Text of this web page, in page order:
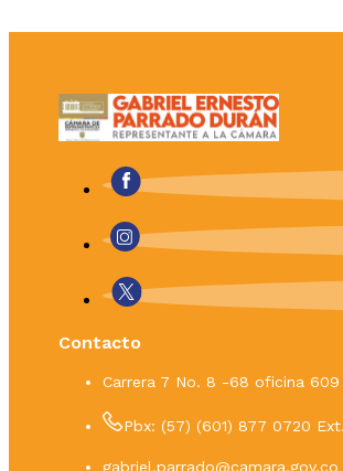
Contacto
Carrera 7 No. 8 -68 oficina
Pbx: (57) (601) 877 0720
gabriel.parrado@camara.gov.co